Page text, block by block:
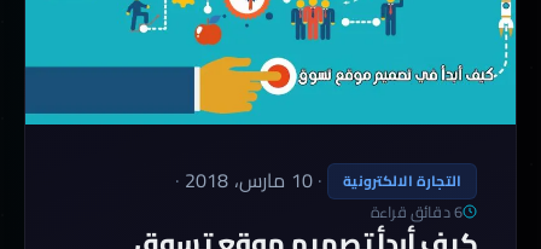
التجارة الالكترونية ·10 مارس، 2018 ·
6 دقائق قراءة